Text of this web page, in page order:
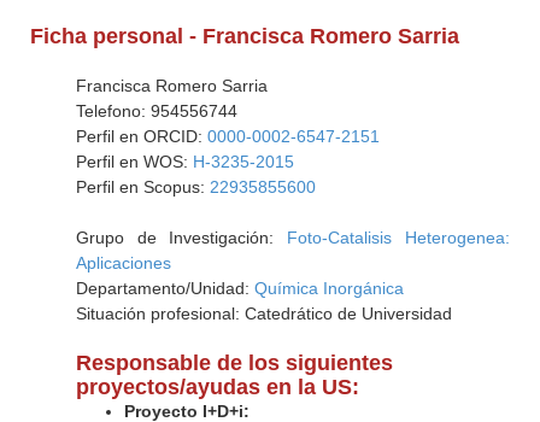
Ficha personal - Francisca Romero Sarria
Francisca Romero Sarria
Telefono: 954556744
Perfil en ORCID: 0000-0002-6547-2151
Perfil en WOS: H-3235-2015
Perfil en Scopus: 22935855600
Grupo de Investigación: Foto-Catalisis Heterogenea:
Aplicaciones
Departamento/Unidad: Química Inorgánica
Situación profesional: Catedrático de Universidad
Responsable de los siguientes
proyectos/ayudas en la US:
Proyecto I+D+i: